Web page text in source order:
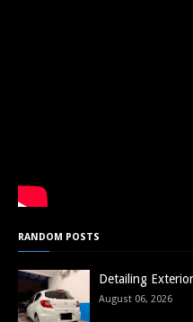
RANDOM POSTS
Detailing
August 06, 2026